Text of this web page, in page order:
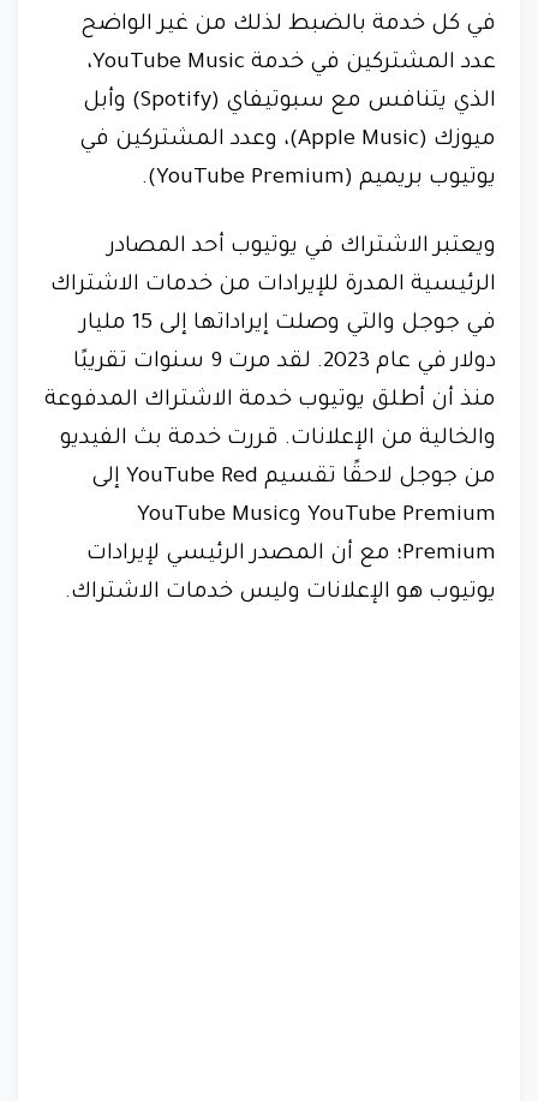
في كل خدمة بالضبط لذلك من غير الواضح
عدد المشتركين في خدمة YouTube Music،
الذي يتنافس مع سبوتيفاي (Spotify) وأبل
ميوزك (Apple Music)، وعدد المشتركين في
يوتيوب بريميم (YouTube Premium).
ويعتبر الاشتراك في يوتيوب أحد المصادر
الرئيسية المدرة للإيرادات من خدمات الاشتراك
في جوجل والتي وصلت إيراداتها إلى 15 مليار
دولار في عام 2023. لقد مرت 9 سنوات تقريبًا
منذ أن أطلق يوتيوب خدمة الاشتراك المدفوعة
والخالية من الإعلانات. قررت خدمة بث الفيديو
من جوجل لاحقًا تقسيم YouTube Red إلى
YouTube Premium وYouTube Music
Premium؛ مع أن المصدر الرئيسي لإيرادات
يوتيوب هو الإعلانات وليس خدمات الاشتراك.